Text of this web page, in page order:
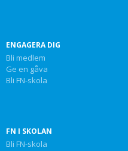
ENGAGERA DIG
Bli medlem
Ge en gåva
Bli FN-skola
FN I SKOLAN
Bli FN-skola